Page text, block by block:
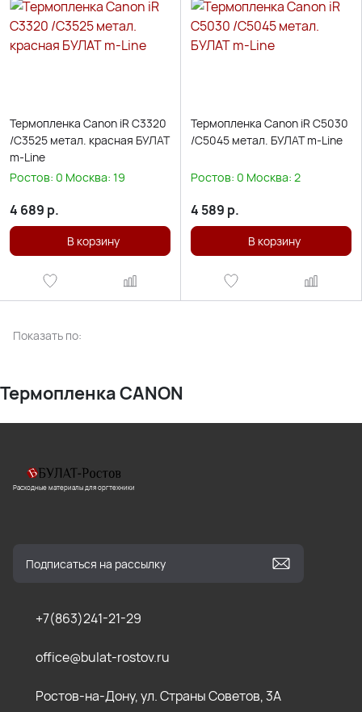
Термопленка Canon iR C3320
/C3525 метал. красная БУЛАТ
m-Line
Ростов: 0 Москва: 19
4 689 р.
В корзину
Термопленка Canon iR C5030
/C5045 метал. БУЛАТ m-Line
Ростов: 0 Москва: 2
4 589 р.
В корзину
Показать по:
Термопленка CANON
Расходные материалы для оргтехники
+7(863)241-21-29
office@bulat-rostov.ru
Ростов-на-Дону, ул. Страны Советов, 3А